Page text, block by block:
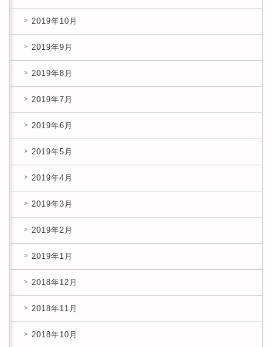
2019年10月
2019年9月
2019年8月
2019年7月
2019年6月
2019年5月
2019年4月
2019年3月
2019年2月
2019年1月
2018年12月
2018年11月
2018年10月